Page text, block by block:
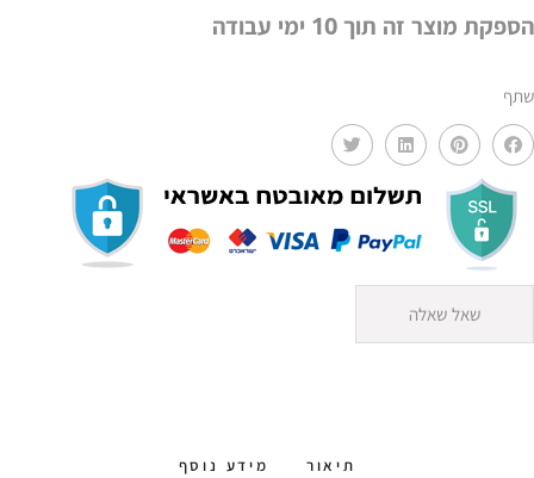
הספקת מוצר זה תוך 10 ימי עבודה
שתף
שאל שאלה
תיאור מידע נוסף